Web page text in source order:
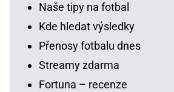
Naše tipy na fotbal
Kde hledat výsledky
Přenosy fotbalu dnes
Streamy zdarma
Fortuna – recenze